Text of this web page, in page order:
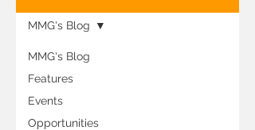
MMG's Blog
Features
Events
Opportunities
MMG's Blog